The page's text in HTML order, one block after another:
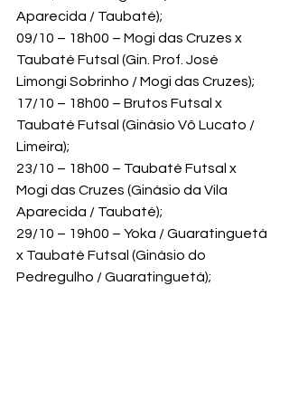
Aparecida / Taubaté);
09/10 – 18h00 – Mogi das Cruzes x
Taubaté Futsal (Gin. Prof. José
Limongi Sobrinho / Mogi das Cruzes);
17/10 – 18h00 – Brutos Futsal x
Taubaté Futsal (Ginásio Vô Lucato /
Limeira);
23/10 – 18h00 – Taubaté Futsal x
Mogi das Cruzes (Ginásio da Vila
Aparecida / Taubaté);
29/10 – 19h00 – Yoka / Guaratinguetá
x Taubaté Futsal (Ginásio do
Pedregulho / Guaratinguetá);